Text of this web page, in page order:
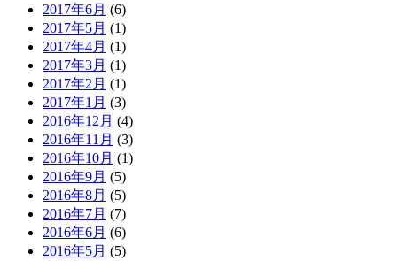
2017年6月 (6)
2017年5月 (1)
2017年4月 (1)
2017年3月 (1)
2017年2月 (1)
2017年1月 (3)
2016年12月 (4)
2016年11月 (3)
2016年10月 (1)
2016年9月 (5)
2016年8月 (5)
2016年7月 (7)
2016年6月 (6)
2016年5月 (5)